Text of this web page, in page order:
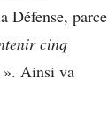
Défense, parce
cinq
». Ainsi va